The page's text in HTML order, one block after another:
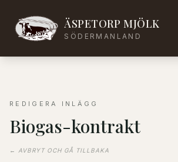
ÄSPETORP MJÖLK
SÖDERMANLAND
REDIGERA INLÄGG
Biogas-kontrakt
← AVBRYT OCH GÅ TILLBAKA